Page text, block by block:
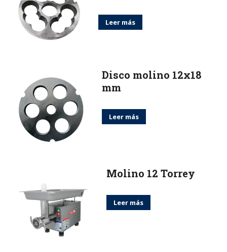
Leer más
Disco molino 12x18
mm
Leer más
Molino 12 Torrey
Leer más